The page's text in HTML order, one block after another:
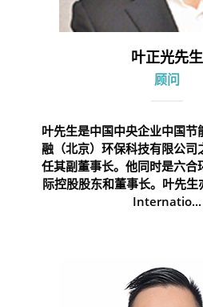
叶正光先生
顾问
叶先生是中国中央企业中国节
融（北京）环保科技有限公司
任其副董事长。他同时是六合
际控股股东和董事长。叶先
Internatio...